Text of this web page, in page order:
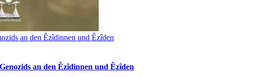
an den Êzîdinnen und Êzîden
an den Êzîdinnen und Êzîden